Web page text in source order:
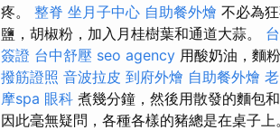
疼。 整脊 坐月子中心 自助餐外燴 不必為
鹽，胡椒粉，加入月桂樹葉和通道大蒜。
簽證 台中舒壓 seo agency 用酸奶油，麵
撥筋證照 音波拉皮 到府外燴 自助餐外燴
摩spa 眼科 煮幾分鐘，然後用散發的麵包
因此毫無疑問，各種各樣的豬總是在桌子上